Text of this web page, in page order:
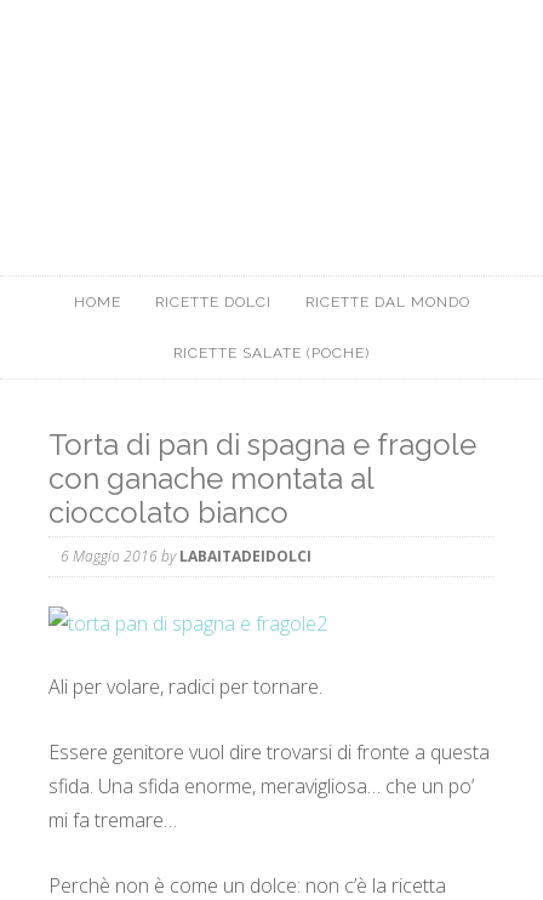
HOME RICETTE DOLCI RICETTE DAL MONDO
RICETTE SALATE (POCHE)
Torta di pan di spagna e fragole
con ganache montata al
cioccolato bianco
6 Maggio 2016byLABAITADEIDOLCI
Ali per volare, radici per tornare.
Essere genitore vuol dire trovarsi di fronte a questa
sfida. Una sfida enorme, meravigliosa… che un po’
mi fa tremare…
Perchè non è come un dolce: non c’è la ricetta